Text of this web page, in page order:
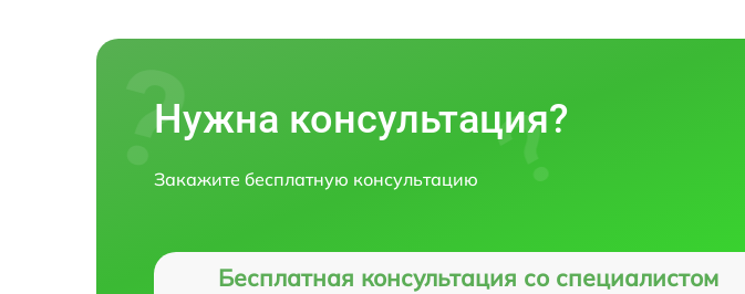
Нужна консультация?
Закажите бесплатную консультацию
Бесплатная консультация со специалистом